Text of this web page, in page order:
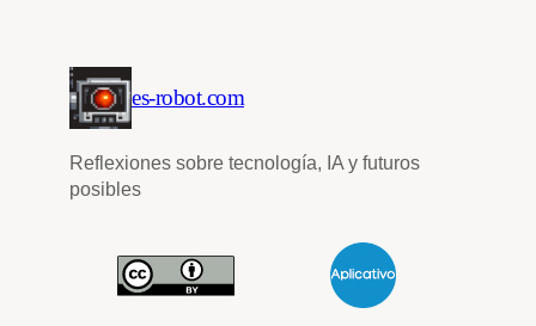
es-robot.com
Reflexiones sobre tecnología, IA y futuros
posibles